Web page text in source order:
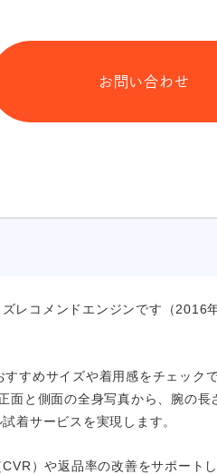
お問い合わせ
レコメンドエンジンです（2016
すめサイズや着用感をチェック
面と側面の全身写真から、腕の長
着サービスを実現します。
）や返品率の改善をサポート